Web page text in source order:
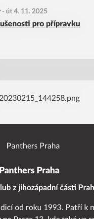
- út 4. 11. 2025
pro přípravku
Panthers Praha
z jihozápadní části
od roku 1993. Patří k